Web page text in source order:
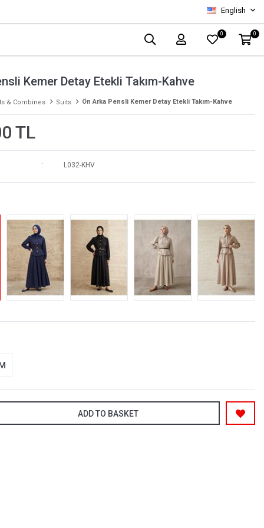
English
0 0
Kemer Detay Etekli Takım-Kahve
& Combines Suits Ön Arka Pensli Kemer Detay Etekli Takım-Kahve
TL
L032-KHV
ADD TO BASKET